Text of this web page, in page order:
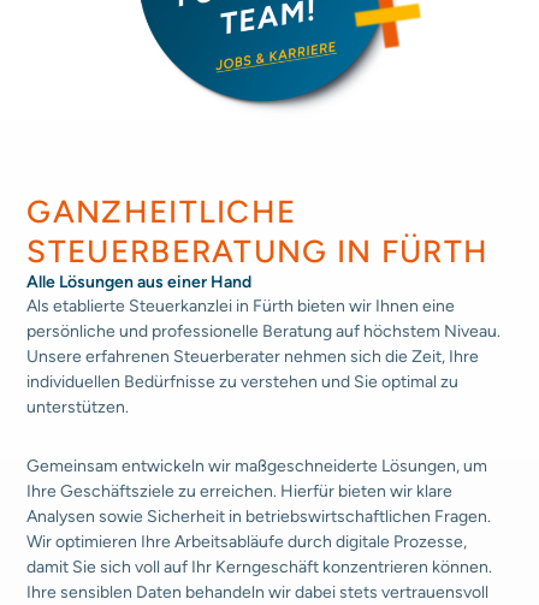
GANZHEITLICHE
STEUERBERATUNG IN FÜRTH
Alle Lösungen aus einer Hand
Als etablierte Steuerkanzlei in Fürth bieten wir Ihnen eine
persönliche und professionelle Beratung auf höchstem Niveau.
Unsere erfahrenen Steuer­berater nehmen sich die Zeit, Ihre
individuellen Bedürfnisse zu verstehen und Sie optimal zu
unterstützen.
Gemeinsam entwickeln wir maßgeschneiderte Lösungen, um
IhreGeschäftsziele zu erreichen. Hierfür bieten wir klare
Analysensowie Sicherheit in betriebswirtschaftlichen Fragen.
Wir optimieren Ihre Arbeitsabläufe durch digitale Prozesse,
damit Sie sich voll auf Ihr Kerngeschäft konzentrieren können.
Ihre sensiblen Daten behandeln wir dabei stets vertrauensvoll